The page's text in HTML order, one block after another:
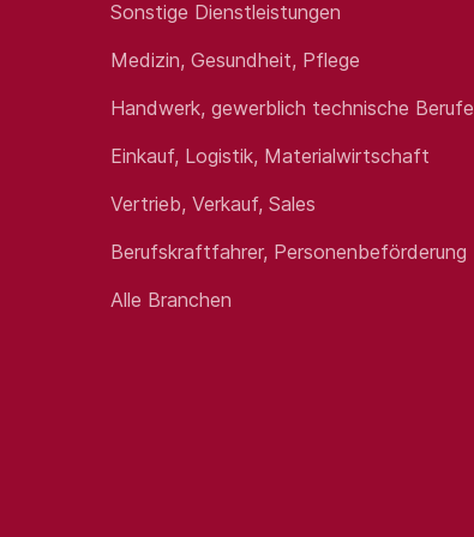
Sonstige Dienstleistungen
Medizin, Gesundheit, Pflege
Handwerk, gewerblich technische Berufe
Einkauf, Logistik, Materialwirtschaft
Vertrieb, Verkauf, Sales
Berufskraftfahrer, Personenbeförderung
Alle Branchen